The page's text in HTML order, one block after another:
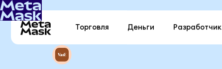
Торговля Деньги Разработчик